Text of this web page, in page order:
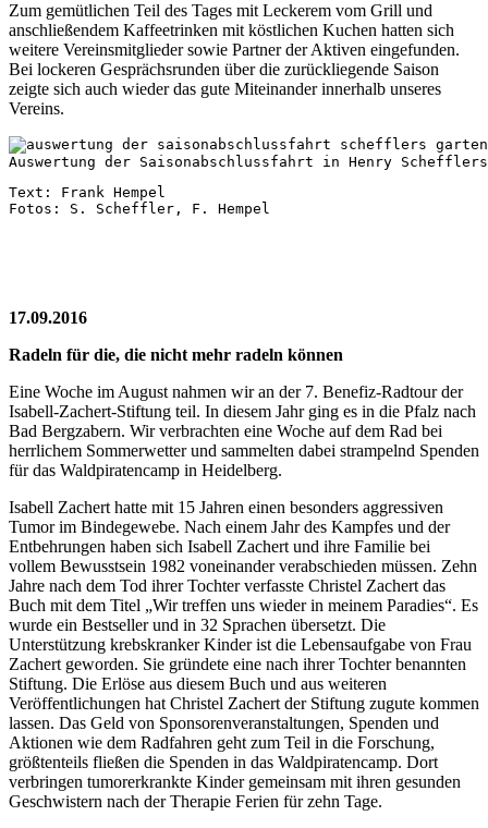
Zum gemütlichen Teil des Tages mit Leckerem vom Grill und
anschließendem Kaffeetrinken mit köstlichen Kuchen hatten sich
weitere Vereinsmitglieder sowie Partner der Aktiven eingefunden.
Bei lockeren Gesprächsrunden über die zurückliegende Saison
zeigte sich auch wieder das gute Miteinander innerhalb unseres
Vereins.
Auswertung der Saisonabschlussfahrt in Henry
Text: Frank Hempel
Fotos: S. Scheffler, F. Hempel
17.09.2016
Radeln für die, die nicht mehr radeln können
Eine Woche im August nahmen wir an der 7. Benefiz-Radtour der
Isabell-Zachert-Stiftung teil. In diesem Jahr ging es in die Pfalz nach
Bad Bergzabern. Wir verbrachten eine Woche auf dem Rad bei
herrlichem Sommerwetter und sammelten dabei strampelnd Spenden
für das Waldpiratencamp in Heidelberg.
Isabell Zachert hatte mit 15 Jahren einen besonders aggressiven
Tumor im Bindegewebe. Nach einem Jahr des Kampfes und der
Entbehrungen haben sich Isabell Zachert und ihre Familie bei
vollem Bewusstsein 1982 voneinander verabschieden müssen. Zehn
Jahre nach dem Tod ihrer Tochter verfasste Christel Zachert das
Buch mit dem Titel „Wir treffen uns wieder in meinem Paradies“. Es
wurde ein Bestseller und in 32 Sprachen übersetzt. Die
Unterstützung krebskranker Kinder ist die Lebensaufgabe von Frau
Zachert geworden. Sie gründete eine nach ihrer Tochter benannten
Stiftung. Die Erlöse aus diesem Buch und aus weiteren
Veröffentlichungen hat Christel Zachert der Stiftung zugute kommen
lassen. Das Geld von Sponsorenveranstaltungen, Spenden und
Aktionen wie dem Radfahren geht zum Teil in die Forschung,
größtenteils fließen die Spenden in das Waldpiratencamp. Dort
verbringen tumorerkrankte Kinder gemeinsam mit ihren gesunden
Geschwistern nach der Therapie Ferien für zehn Tage.